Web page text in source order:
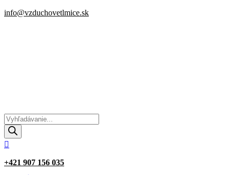
info@vzduchovetlmice.sk
Products
search

+421 907 156 035